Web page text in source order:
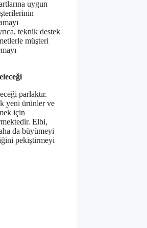
uygun
teknik destek
müşteri
parlaktır.
yeni ürünler ve
için
Elbi,
da büyümeyi
pekiştirmeyi